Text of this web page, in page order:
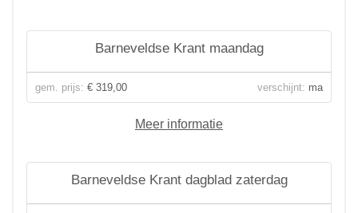
Barneveldse Krant maandag
gem. prijs: € 319,00 verschijnt: ma
Meer informatie
Barneveldse Krant dagblad zaterdag